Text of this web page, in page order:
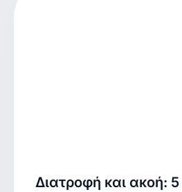
Διατροφή και ακοή: 5